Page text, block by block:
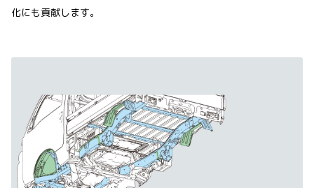
化にも貢献します。